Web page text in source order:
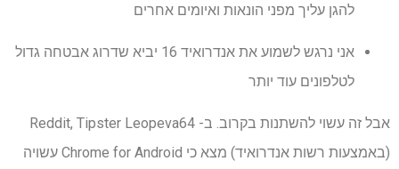
להגן עליך מפני הונאות ואיומים אחרים
אני נרגש לשמוע את אנדרואיד 16 יביא שדרוג אבטחה גדול
לטלפונים עוד יותר
אבל זה עשוי להשתנות בקרוב. ב- Reddit, Tipster Leopeva64
(באמצעות רשות אנדרואיד) מצא כי Chrome for Android עשויה